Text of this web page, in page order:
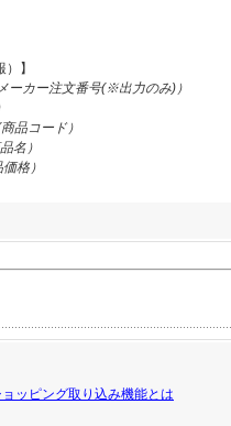
】
ーカー注文番号(※出力のみ) ）
品コード）
名）
格）
ッピング取り込み機能とは